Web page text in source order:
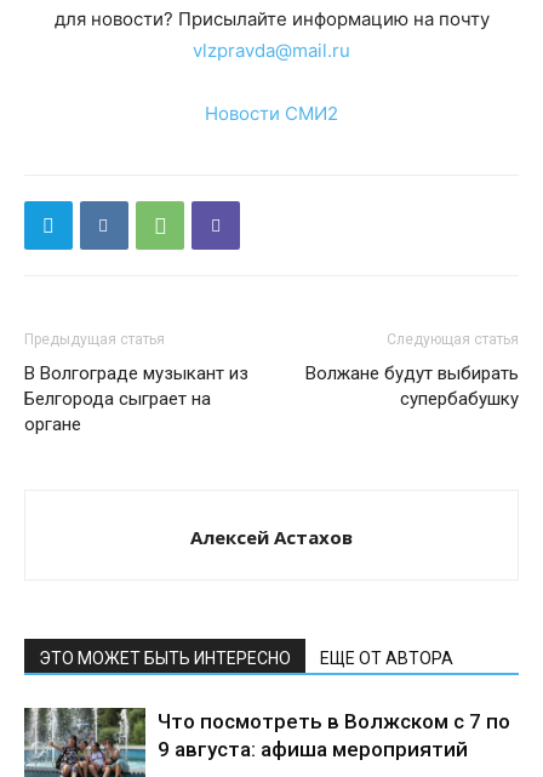
для новости? Присылайте информацию на почту
vlzpravda@mail.ru
Новости СМИ2
Предыдущая статья
В Волгограде музыкант из
Белгорода сыграет на
органе
Следующая статья
Волжане будут выбирать
супербабушку
Алексей Астахов
ЭТО МОЖЕТ БЫТЬ ИНТЕРЕСНО ЕЩЕ ОТ АВТОРА
Что посмотреть в Волжском с 7 по
9 августа: афиша мероприятий